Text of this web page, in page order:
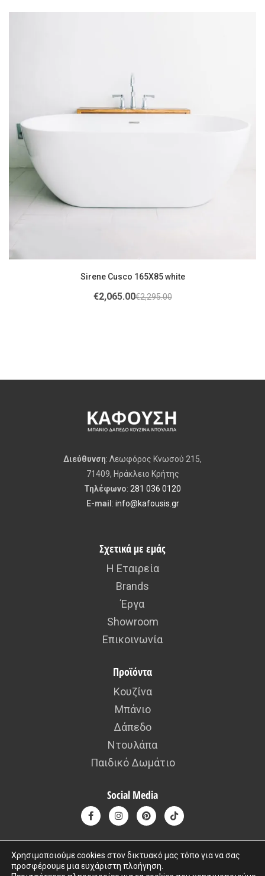
Sirene Cusco 165X85 white
€2,295.00
€2,065.00
Διεύθυνση: Λεωφόρος Κνωσού 215,
71409, Ηράκλειο Κρήτης
Τηλέφωνο: 281 036 0120
E-mail : info@kafousis.gr
Σχετικά με εμάς
Η Εταιρεία
Brands
Έργα
Showroom
Επικοινωνία
Προϊόντα
Κουζίνα
Μπάνιο
Δάπεδο
Ντουλάπα
Παιδικό Δωμάτιο
Social Media
Χρησιμοποιούμε cookies στον δικτυακό μας τόπο για να σας
προσφέρουμε μια ευχάριστη πλοήγηση.